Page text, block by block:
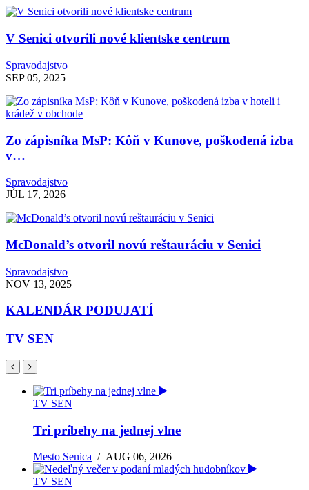
V Senici otvorili nové klientske centrum
Spravodajstvo
SEP 05, 2025
Zo zápisníka MsP: Kôň v Kunove, poškodená izba
v…
Spravodajstvo
JÚL 17, 2026
McDonald’s otvoril novú reštauráciu v Senici
Spravodajstvo
NOV 13, 2025
KALENDÁR PODUJATÍ
TV SEN
TV SEN
Tri príbehy na jednej vlne
Mesto Senica /AUG 06, 2026
TV SEN